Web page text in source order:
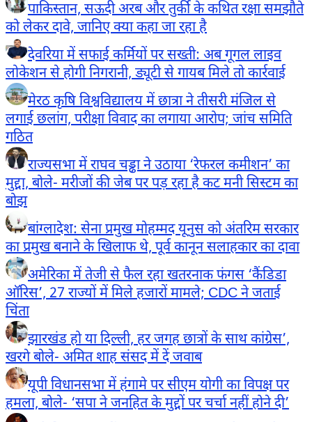
पाकिस्तान, सऊदी अरब और तुर्की के कथित रक्षा समझौते
को लेकर दावे, जानिए क्या कहा जा रहा है
देवरिया में सफाई कर्मियों पर सख्ती: अब गूगल लाइव
लोकेशन से होगी निगरानी, ड्यूटी से गायब मिले तो कार्रवाई
मेरठ कृषि विश्वविद्यालय में छात्रा ने तीसरी मंजिल से
लगाई छलांग, परीक्षा विवाद का लगाया आरोप; जांच समिति
गठित
राज्यसभा में राघव चड्ढा ने उठाया ‘रेफरल कमीशन’ का
मुद्दा, बोले- मरीजों की जेब पर पड़ रहा है कट मनी सिस्टम का
बोझ
बांग्लादेश: सेना प्रमुख मोहम्मद यूनुस को अंतरिम सरकार
का प्रमुख बनाने के खिलाफ थे, पूर्व कानून सलाहकार का दावा
अमेरिका में तेजी से फैल रहा खतरनाक फंगस ‘कैंडिडा
ऑरिस’, 27 राज्यों में मिले हजारों मामले; CDC ने जताई
चिंता
झारखंड हो या दिल्ली, हर जगह छात्रों के साथ कांग्रेस’,
खरगे बोले- अमित शाह संसद में दें जवाब
यूपी विधानसभा में हंगामे पर सीएम योगी का विपक्ष पर
हमला, बोले- ‘सपा ने जनहित के मुद्दों पर चर्चा नहीं होने दी’